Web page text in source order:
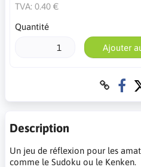
TVA: 0.40 €
Quantité
Ajouter
Description
Un jeu de réflexion pour les
comme le Sudoku ou le Kenken.